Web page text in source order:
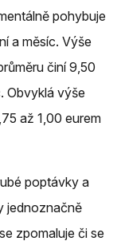
pohybuje
a měsíc. Výše
činí 9,50
Obvyklá výše
až 1,00 eurem
poptávky a
jednoznačně
zpomaluje či se